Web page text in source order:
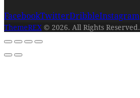
FacebookTwitterDribbleInstagram
ThemeREX © 2026. All Rights Reserved.